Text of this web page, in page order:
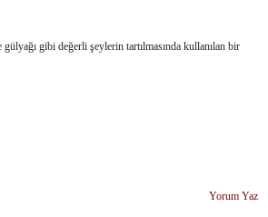
gibi değerli şeylerin tartılmasında kullanılan bir
Yorum Yaz